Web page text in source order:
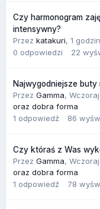
Czy harmonogram
intensywny?
Przez katakuri, 1
0 odpowiedzi 22
Najwygodniejsze buty
Przez Gamma,
oraz dobra forma
1 odpowiedź 86
Czy któraś z Was
Przez Gamma,
oraz dobra forma
1 odpowiedź 78